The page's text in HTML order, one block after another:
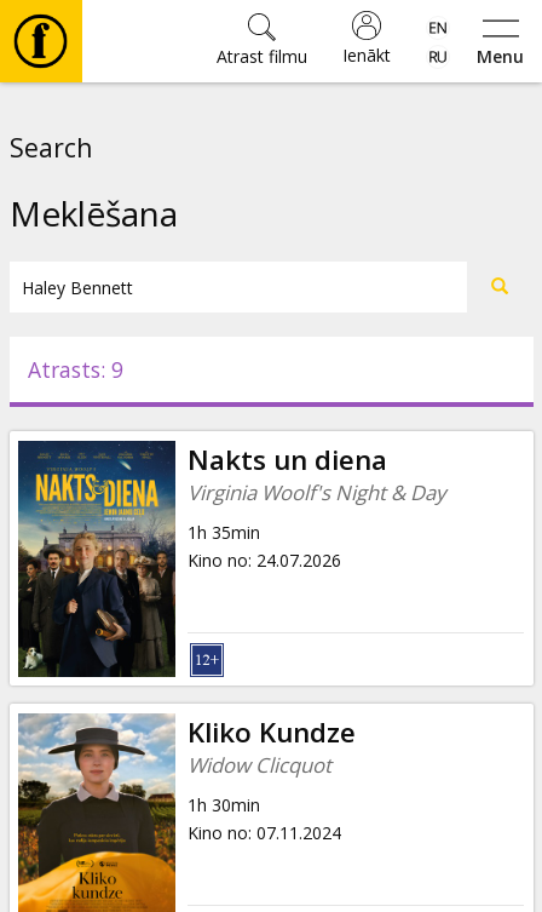
Menu
Ienākt
Atrast filmu
Pasākumi
Ziņas
Dāvanu
kartes
Uzkodas
B2B
Kino
Klubs
Search
Meklēšana
Atrasts: 9
Nakts un diena
Virginia Woolf's Night & Day
1h 35min
Kino no: 24.07.2026
Kliko Kundze
Widow Clicquot
1h 30min
Kino no: 07.11.2024